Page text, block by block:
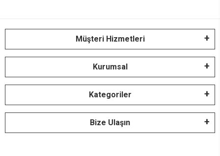
Müşteri Hizmetleri
Kurumsal
Kategoriler
Bize Ulaşın